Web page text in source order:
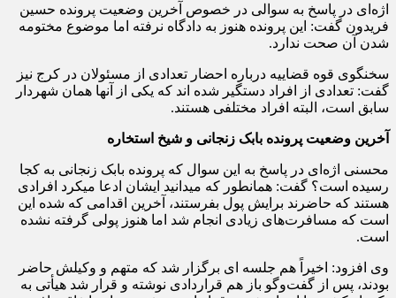
اژه‌ای در پاسخ به سوالی در خصوص آخرین وضعیت پرونده حسین
فریدون گفت: این پرونده هنوز به دادگاه نرفته اما موضوع مختومه
شدن آن صحت ندارد.
سخنگوی قوه قضاییه درباره احضار تعدادی از مسئولان در کرج نیز
گفت: تعدادی از افراد دستگیر شده اند که یکی از آنها همان شهردار
سابق است، البته افراد مختلفی هستند.
آخرین وضعیت پرونده بابک زنجانی و شیخ استخاره
محسنی اژه‌ای در پاسخ به این سوال که پرونده بابک زنجانی به کجا
رسیده است؟ گفت: همانطور که میدانید ایشان ادعا میکرد افرادی
هستند که حاضرند برایش پول بفرستند، آخرین اقدامی که شده این
است که مسافرت‌های زیادی انجام شد اما هنوز پولی گرفته نشده
است.
وی افزود: اخیراً هم جلسه ای برگزار شد که متهم و وکیلش حاضر
بودند، پس از گفت‌‌وگو باز هم قراردادی نوشته و قرار شد هیأتی به